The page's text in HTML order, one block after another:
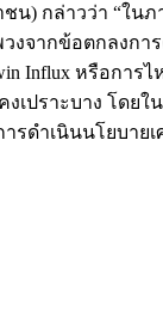
) กล่าวว่า “ใน
งจากข้อตกลงก
Influx หรือ
เปราะบาง โด
ำเนินนโยบาย